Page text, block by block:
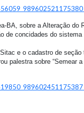
BA, sobre a Alteração
concidades do
e o cadastro de
palestra sobre “Semear a